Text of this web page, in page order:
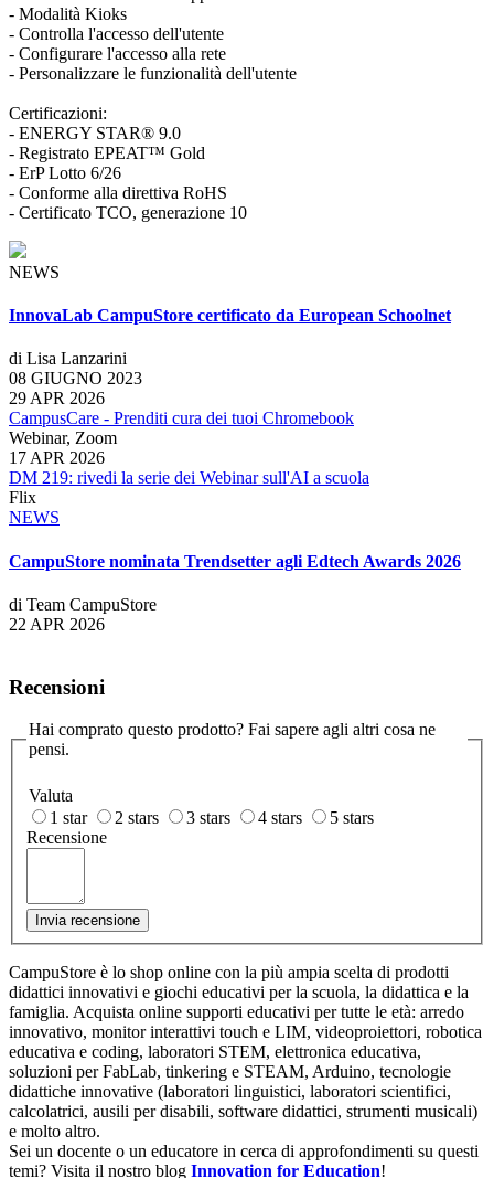
- Modalità Kioks
- Controlla l'accesso dell'utente
- Configurare l'accesso alla rete
- Personalizzare le funzionalità dell'utente
Certificazioni:
- ENERGY STAR® 9.0
- Registrato EPEAT™ Gold
- ErP Lotto 6/26
- Conforme alla direttiva RoHS
- Certificato TCO, generazione 10
NEWS
InnovaLab CampuStore certificato da European Schoolnet
di Lisa Lanzarini
08 GIUGNO 2023
29 APR 2026
CampusCare - Prenditi cura dei tuoi Chromebook
Webinar, Zoom
17 APR 2026
DM 219: rivedi la serie dei Webinar sull'AI a scuola
Flix
NEWS
CampuStore nominata Trendsetter agli Edtech Awards 2026
di Team CampuStore
22 APR 2026
Recensioni
Hai comprato questo prodotto? Fai sapere agli altri cosa ne
pensi.
Valuta
1 star
2 stars 3 stars 4 stars
5 stars
Recensione
Invia recensione
CampuStore è lo shop online con la più ampia scelta di prodotti
didattici innovativi e giochi educativi per la scuola, la didattica e la
famiglia. Acquista online supporti educativi per tutte le età: arredo
innovativo, monitor interattivi touch e LIM, videoproiettori, robotica
educativa e coding, laboratori STEM, elettronica educativa,
soluzioni per FabLab, tinkering e STEAM, Arduino, tecnologie
didattiche innovative (laboratori linguistici, laboratori scientifici,
calcolatrici, ausili per disabili, software didattici, strumenti musicali)
e molto altro.
Sei un docente o un educatore in cerca di approfondimenti su questi
temi? Visita il nostro blog Innovation for Education!